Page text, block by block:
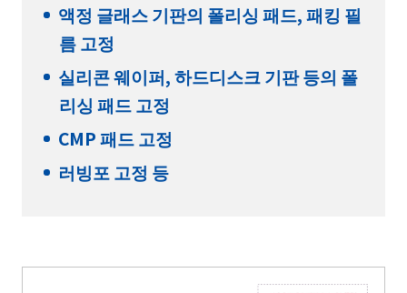
액정 글래스 기판의 폴리싱 패드, 패킹 필
름 고정
실리콘 웨이퍼, 하드디스크 기판 등의 폴
리싱 패드 고정
CMP 패드 고정
러빙포 고정 등